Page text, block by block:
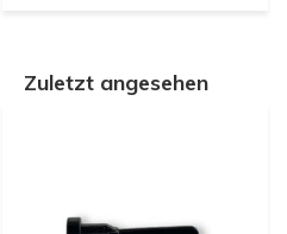
Zuletzt angesehen